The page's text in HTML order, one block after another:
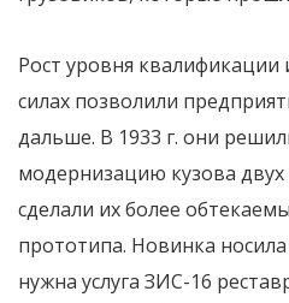
Рост уровня квалификации
силах позволили
дальше. В 1933 г. они
модернизацию кузова
сделали их более
прототипа. Новинка
нужна услуга ЗИС-16